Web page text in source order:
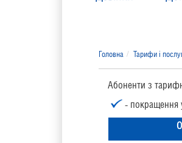
Головна Тарифи і
Абоненти з
- покращення